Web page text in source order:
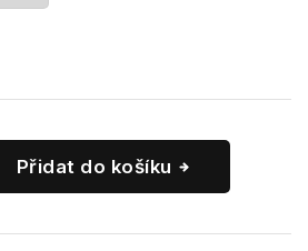
Přidat do košíku